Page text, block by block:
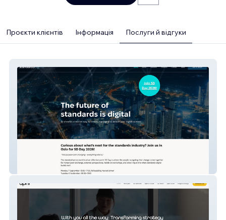
Проєкти клієнтів Інформація Послуги й відгуки
Standards Digital